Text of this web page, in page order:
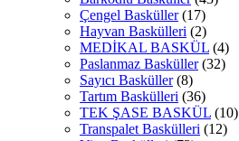
Çengel Basküller (17)
Hayvan Baskülleri (2)
MEDİKAL BASKÜL (4)
Paslanmaz Basküller (32)
Sayıcı Basküller (8)
Tartım Baskülleri (36)
TEK ŞASE BASKÜL (10)
Transpalet Baskülleri (12)